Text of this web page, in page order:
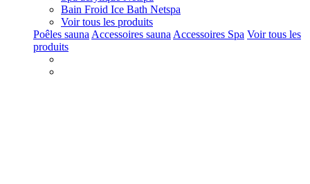
Bain Froid Ice Bath Netspa
Voir tous les produits
Poêles sauna Accessoires sauna Accessoires Spa Voir tous les
produits